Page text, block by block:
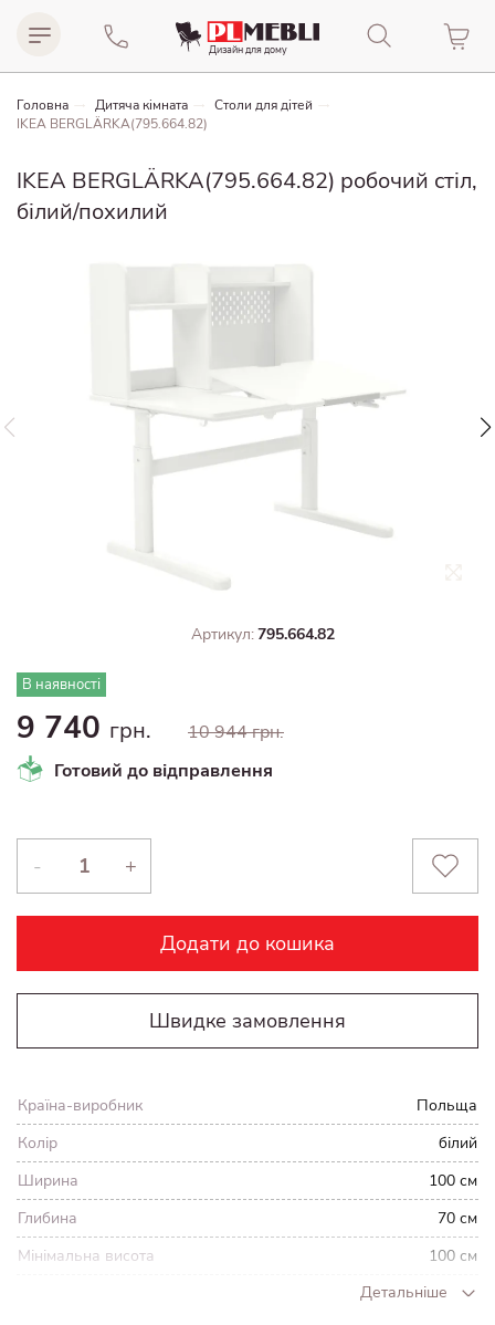
Дизайн для домy
Головна Дитяча кімната
Столи для дітей
IKEA BERGLÄRKA(795.664.82)
IKEA BERGLÄRKA(795.664.82) робочий стіл,
білий/похилий
Артикул:795.664.82
В наявності
9 740 грн.
10 944 грн.
Готовий до відправлення
- +
Додати до кошика
Швидке замовлення
Країна-виробник
Польща
Колір
білий
Ширина
100 см
Глибина
70 см
Мінімальна висота
100 см
123 см
Детальніше